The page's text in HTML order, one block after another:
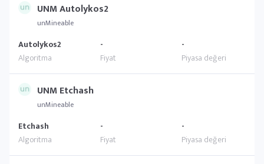
UNM Autolykos2
unMineable
Autolykos2 - -
UNM Etchash
unMineable
Etchash - -